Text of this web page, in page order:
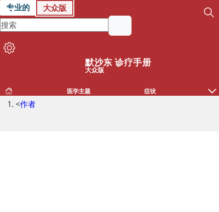
专业的 大众版
默沙东 诊疗手册
大众版
医学主题 症状
<作者